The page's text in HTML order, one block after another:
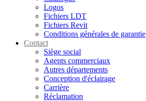
Logos
Fichiers LDT
Fichiers Revit
Conditions générales de garantie
Contact
Siège social
Agents commerciaux
Autres départements
Conception d'éclairage
Carrière
Réclamation